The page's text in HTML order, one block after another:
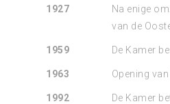
1927
Na enige
van de
1959 De Kamer
1963 Opening
1992 De Kamer